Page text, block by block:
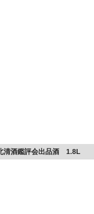
清酒鑑評会出品酒 1.8L